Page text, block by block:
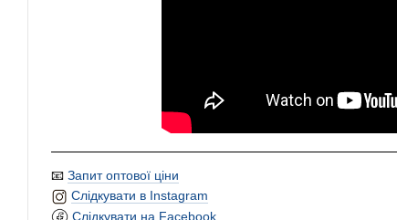
📧 Запит оптової ціни
Слідкувати в Instagram
Слідкувати на Facebook